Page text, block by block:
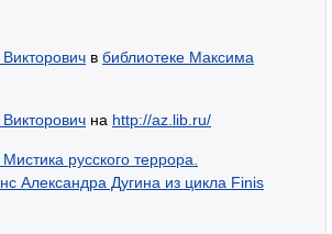
в библиотеке Максима
на http://az.lib.ru/
русского террора.
Александра Дугина из цикла Finis